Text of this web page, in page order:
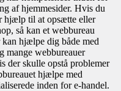
af hjemmesider. Hvis du
hjælp til at opsætte eller
så kan et webbureau
hjælpe dig både med
mange webbureauer
der skulle opstå problemer
hjælpe med
inden for e-handel.